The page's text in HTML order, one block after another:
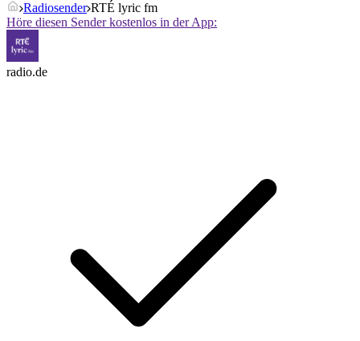
Radiosender RTÉ lyric fm
Höre diesen Sender kostenlos in der App:
radio.de